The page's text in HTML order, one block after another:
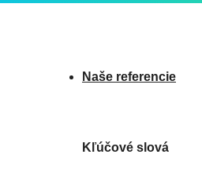
Naše referencie
Kľúčové slová